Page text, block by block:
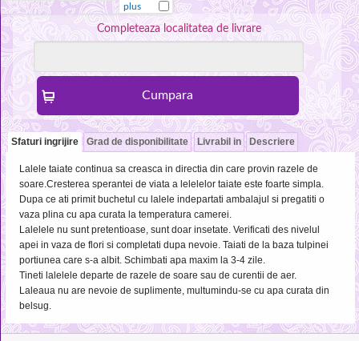
plus
Completeaza localitatea de livrare
Sfaturi ingrijire Grad de disponibilitate Livrabil in Descriere
Lalele taiate continua sa creasca in directia din care provin razele de
soare.Cresterea sperantei de viata a lelelelor taiate este foarte simpla.
Dupa ce ati primit buchetul cu lalele indepartati ambalajul si pregatiti o
vaza plina cu apa curata la temperatura camerei.
Lalelele nu sunt pretentioase, sunt doar insetate. Verificati des nivelul
apei in vaza de flori si completati dupa nevoie. Taiati de la baza tulpinei
portiunea care s-a albit. Schimbati apa maxim la 3-4 zile.
Tineti lalelele departe de razele de soare sau de curentii de aer.
Laleaua nu are nevoie de suplimente, multumindu-se cu apa curata din
belsug.